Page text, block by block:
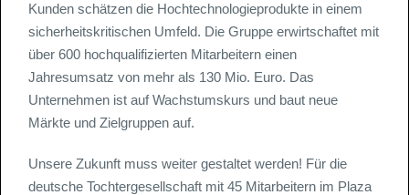
Kunden schätzen die Hochtechnologieprodukte in einem
sicherheitskritischen Umfeld. Die Gruppe erwirtschaftet mit
über 600 hochqualifizierten Mitarbeitern einen
Jahresumsatz von mehr als 130 Mio. Euro. Das
Unternehmen ist auf Wachstumskurs und baut neue
Märkte und Zielgruppen auf.
Unsere Zukunft muss weiter gestaltet werden! Für die
deutsche Tochtergesellschaft mit 45 Mitarbeitern im Plaza